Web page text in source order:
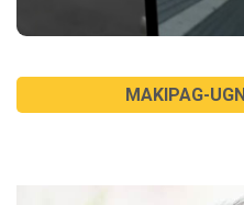
MAKIPAG-